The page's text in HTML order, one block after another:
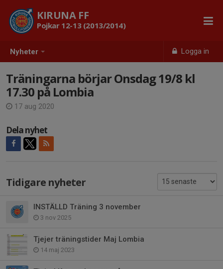
Nyheter Logga in
KIRUNA FF
Pojkar 12-13 (2013/2014)
Träningarna börjar Onsdag 19/8 kl
17.30 på Lombia
17 aug 2020
Dela nyhet
Tidigare nyheter
INSTÄLLD Träning 3 november
3 nov 2025
Tjejer träningstider Maj Lombia
14 maj 2023